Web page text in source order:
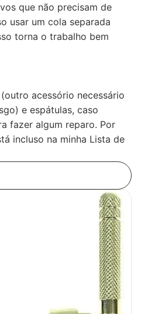
que não precisam de
usar um cola separada
torna o trabalho bem
acessório necessário
e espátulas, caso
fazer algum reparo. Por
incluso na minha Lista de